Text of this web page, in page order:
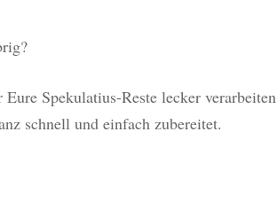
Spekulatius-Reste lecker verarbeiten
schnell und einfach zubereitet.